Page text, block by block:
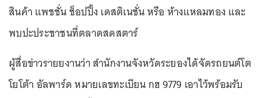
สินค้า แพชชั่น ช็อปปิ้ง เดสติเนชั่น หรือ ห้างแหลมทอง และ
พบปะประชาชนที่ตลาดสดสตาร์
ผู้สื่อข่าวรายยงานว่า สำนักงานจังหวัดระยองได้จัดรถยนต์โต
โยโต้า อัลพาร์ด หมายเลขทะเบียน กฮ 9779 เอาไว้พร้อมรับ